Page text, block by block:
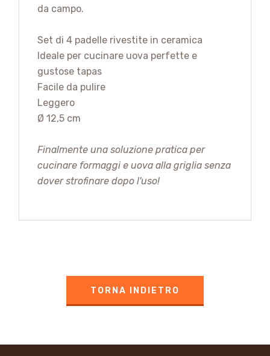
da campo.
Set di 4 padelle rivestite in ceramica
Ideale per cucinare uova perfette e
gustose tapas
Facile da pulire
Leggero
Ø 12,5 cm
Finalmente una soluzione pratica per
cucinare formaggi e uova alla griglia senza
dover strofinare dopo l'uso!
TORNA INDIETRO